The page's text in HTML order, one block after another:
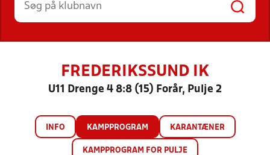
FREDERIKSSUND IK
U11 Drenge 4 8:8 (15) Forår, Pulje 2
INFO KAMPPROGRAM KARANTÆNER
KAMPPROGRAM FOR PULJE